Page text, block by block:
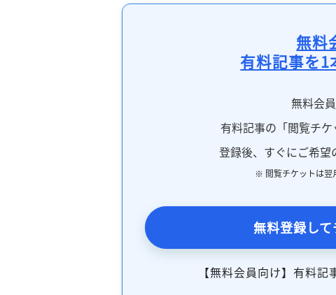
無料
有料記事を
無料会
有料記事の「閲覧チケ
登録後、すぐにご希望
※ 閲覧チケットは翌
無料登録し
【無料会員向け】有料